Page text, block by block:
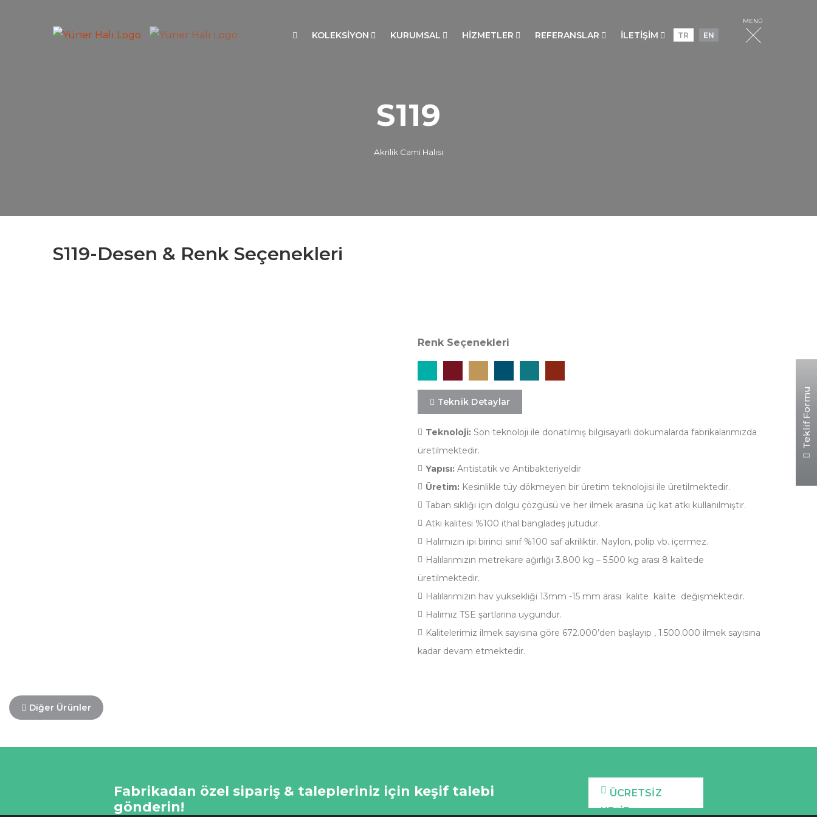
MENÜ
KOLEKSİYON KURUMSAL HİZMETLER REFERANSLAR İLETİŞİM TR EN
S119
Akrilik Cami Halısı
S119-Desen & Renk Seçenekleri
Renk Seçenekleri
Teknik Detaylar
Teknoloji: Son teknoloji ile donatılmış bilgisayarlı dokumalarda fabrikalarımızda
üretilmektedir.
Yapısı: Antistatik ve Antibakteriyeldir
Üretim: Kesinlikle tüy dökmeyen bir üretim teknolojisi ile üretilmektedir.
Taban sıklığı için dolgu çözgüsü ve her ilmek arasına üç kat atkı kullanılmıştır.
Atkı kalitesi %100 ithal bangladeş jutudur.
Halımızın ipi birinci sınıf %100 saf akriliktir. Naylon, polip vb. içermez.
Halılarımızın metrekare ağırlığı 3.800 kg – 5.500 kg arası 8 kalitede
üretilmektedir.
Halılarımızın hav yüksekliği 13mm -15 mm arası kalite kalite değişmektedir.
Halımız TSE şartlarına uygundur.
Kalitelerimiz ilmek sayısına göre 672.000’den başlayıp , 1.500.000 ilmek sayısına
kadar devam etmektedir.
Diğer Ürünler
Fabrikadan özel sipariş & talepleriniz için keşif talebi
gönderin!
ÜCRETSİZ
KEŞİF
Teklif Formu